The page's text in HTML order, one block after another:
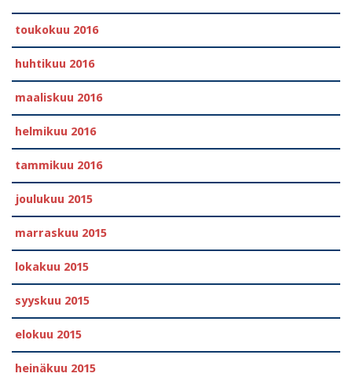
toukokuu 2016
huhtikuu 2016
maaliskuu 2016
helmikuu 2016
tammikuu 2016
joulukuu 2015
marraskuu 2015
lokakuu 2015
syyskuu 2015
elokuu 2015
heinäkuu 2015